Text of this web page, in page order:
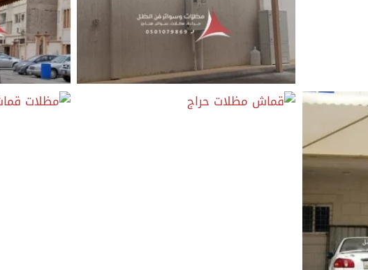
افضل مظلات قماش بي في سي